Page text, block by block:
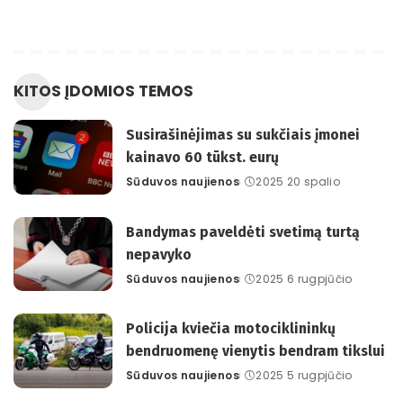
KITOS ĮDOMIOS TEMOS
Susirašinėjimas su sukčiais įmonei
kainavo 60 tūkst. eurų
Posted
Sūduvos naujienos 2025 20 spalio
Bandymas paveldėti svetimą turtą
nepavyko
Posted
Sūduvos naujienos 2025 6 rugpjūčio
Policija kviečia motociklininkų
bendruomenę vienytis bendram tikslui
Posted
Sūduvos naujienos 2025 5 rugpjūčio